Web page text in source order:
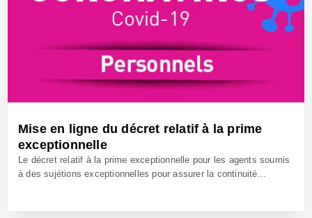
Mise en ligne du décret relatif à la prime
exceptionnelle
Le décret relatif à la prime exceptionnelle pour les agents soumis
à des sujétions exceptionnelles pour assurer la continuité...